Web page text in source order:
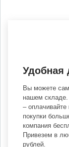
Удобная
Вы можете
нашем
–
покупки
компания
Привезем в
рублей.